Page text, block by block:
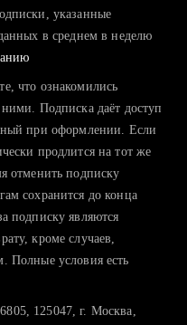
и вручную поднимаете
и оценить шансы
указанные
в среднем в неделю
что ознакомились
Подписка даёт доступ
при оформлении. Если
продлится на тот же
отменить подписку
сохранится до конца
подписку являются
кроме случаев,
Полные условия есть
125047, г. Москва,